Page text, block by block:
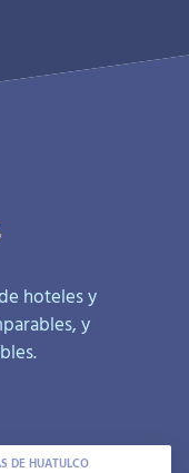
hoteles y
y
DE HUATULCO